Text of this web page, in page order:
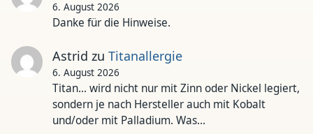
6. August 2026
Danke für die Hinweise.
Astrid zu Titanallergie
6. August 2026
Titan... wird nicht nur mit Zinn oder Nickel legiert,
sondern je nach Hersteller auch mit Kobalt
und/oder mit Palladium. Was…